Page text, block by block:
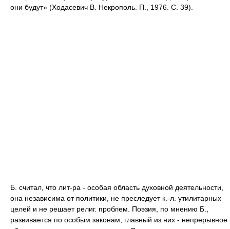
они будут» (Ходасевич В. Некрополь. П., 1976. С. 39).
Б. считал, что лит-ра - особая область духовной деятельности,
она независима от политики, не преследует к.-л. утилитарных
целей и не решает религ. проблем. Поэзия, по мнению Б.,
развивается по особым законам, главный из них - непрерывное